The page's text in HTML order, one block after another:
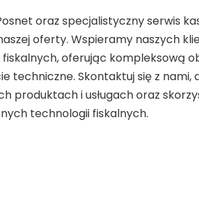
oraz specjalistyczny serwis
oferty. Wspieramy naszych
oferując kompleksową
techniczne. Skontaktuj się z nami,
produktach i usługach oraz
technologii fiskalnych.